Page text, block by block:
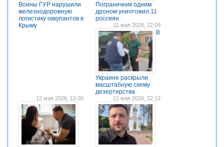
Воины ГУР нарушили
железнодорожную
логистику оккупантов в
Крыму
Пограничник одним
дроном уничтожил 11
россиян
11 мая 2026, 22:09
В
Украине раскрыли
масштабную схему
дезертирства
12 мая 2026, 12:00 21 мая 2026, 22:12